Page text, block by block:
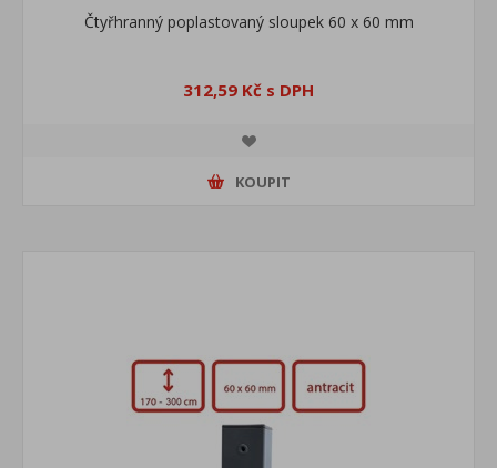
Čtyřhranný poplastovaný sloupek 60 x 60 mm
312,59 Kč s DPH
KOUPIT